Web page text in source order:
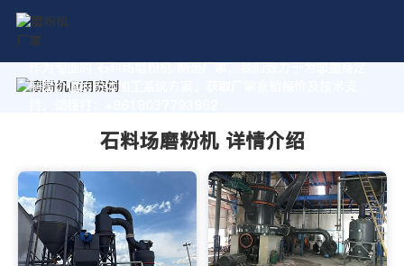
作为专业的 石料场磨粉机 制造厂家，我们致力于为您量身定
制高价值的粉体加工系统方案。获取厂家直销报价及技术支
石料场磨粉机 详情介绍